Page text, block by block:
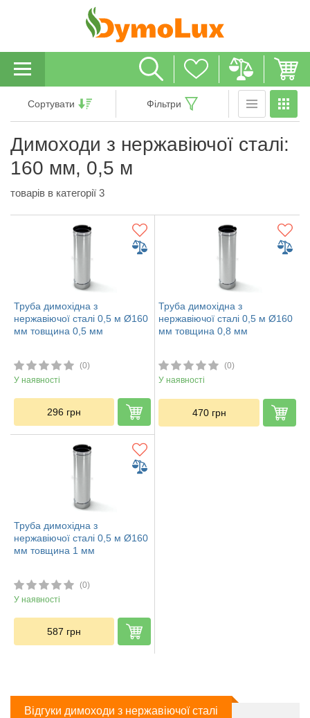
Димоходи з нержавіючої сталі:
160 мм, 0,5 м
товарів в категорії 3
Сортувати Фільтри
Труба димохідна з
нержавіючої сталі 0,5 м Ø160
мм товщина 0,5 мм
(0)
У наявності
296 грн
Труба димохідна з
нержавіючої сталі 0,5 м Ø160
мм товщина 0,8 мм
(0)
У наявності
470 грн
Труба димохідна з
нержавіючої сталі 0,5 м Ø160
мм товщина 1 мм
(0)
У наявності
587 грн
Відгуки димоходи з нержавіючої сталі